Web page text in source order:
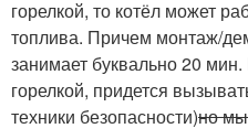
горелкой, то котёл может
топлива. Причем монтаж/
занимает буквально 20 мин.
горелкой, придется
техники безопасности)но